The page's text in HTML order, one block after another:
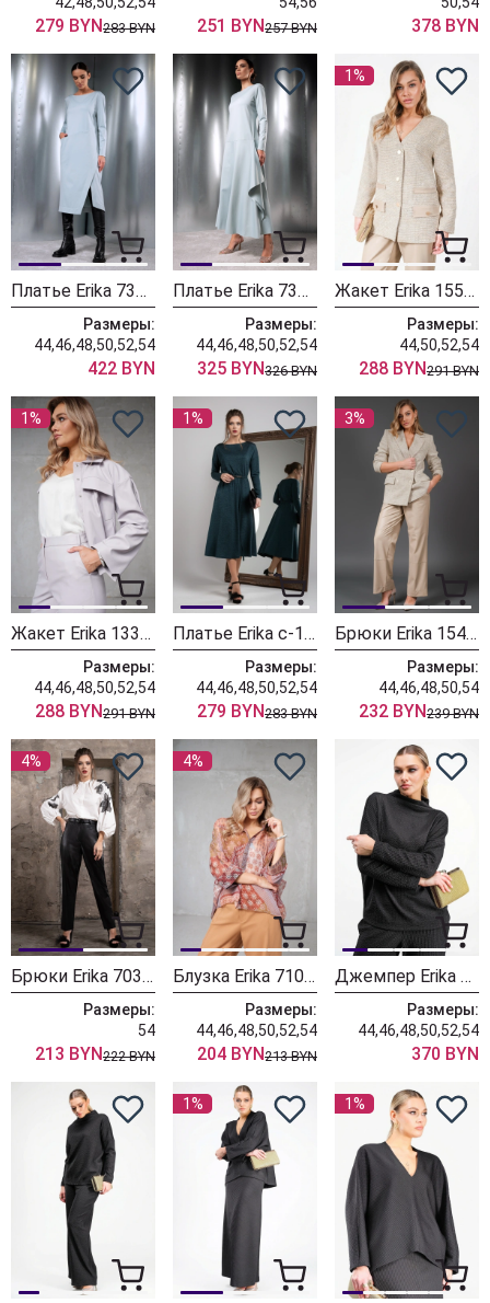
279 BYN283 BYN 251 BYN257 BYN 378 BYN
Платье Erika 7375-3 голубой
Размеры:
44,46,48,50,52,54
422 BYN
Платье Erika 7370-3 голубой
Размеры:
44,46,48,50,52,54
325 BYN326 BYN
1%
Жакет Erika 1553 коричневый
Размеры:
44,50,52,54
288 BYN291 BYN
1%
Жакет Erika 1339 серый
Размеры:
44,46,48,50,52,54
288 BYN291 BYN
1%
Платье Erika с-136 зеленый
Размеры:
44,46,48,50,52,54
279 BYN283 BYN
3%
Брюки Erika 1548 бежевые
Размеры:
44,46,48,50,54
232 BYN239 BYN
4%
Брюки Erika 7034 черный
Размеры:
54
213 BYN222 BYN
4%
Блузка Erika 7100-2 коричневый
Размеры:
44,46,48,50,52,54
204 BYN213 BYN
Джемпер Erika 7260 черный
Размеры:
44,46,48,50,52,54
370 BYN
1% 1%